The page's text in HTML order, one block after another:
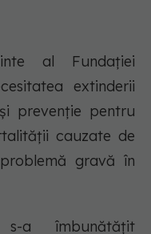
al Fundației
extinderii
prevenție pentru
cauzate de
gravă în
a îmbunătăţit